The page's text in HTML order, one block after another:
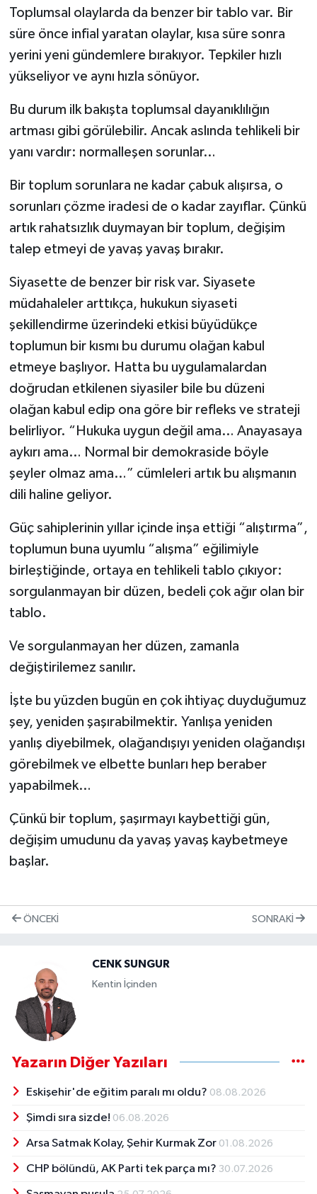
Toplumsal olaylarda da benzer bir tablo var. Bir
süre önce infial yaratan olaylar, kısa süre sonra
yerini yeni gündemlere bırakıyor. Tepkiler hızlı
yükseliyor ve aynı hızla sönüyor.
Bu durum ilk bakışta toplumsal dayanıklılığın
artması gibi görülebilir. Ancak aslında tehlikeli bir
yanı vardır: normalleşen sorunlar…
Bir toplum sorunlara ne kadar çabuk alışırsa, o
sorunları çözme iradesi de o kadar zayıflar. Çünkü
artık rahatsızlık duymayan bir toplum, değişim
talep etmeyi de yavaş yavaş bırakır.
Siyasette de benzer bir risk var. Siyasete
müdahaleler arttıkça, hukukun siyaseti
şekillendirme üzerindeki etkisi büyüdükçe
toplumun bir kısmı bu durumu olağan kabul
etmeye başlıyor. Hatta bu uygulamalardan
doğrudan etkilenen siyasiler bile bu düzeni
olağan kabul edip ona göre bir refleks ve strateji
belirliyor. “Hukuka uygun değil ama… Anayasaya
aykırı ama… Normal bir demokraside böyle
şeyler olmaz ama…” cümleleri artık bu alışmanın
dili haline geliyor.
Güç sahiplerinin yıllar içinde inşa ettiği “alıştırma”,
toplumun buna uyumlu “alışma” eğilimiyle
birleştiğinde, ortaya en tehlikeli tablo çıkıyor:
sorgulanmayan bir düzen, bedeli çok ağır olan bir
tablo.
Ve sorgulanmayan her düzen, zamanla
değiştirilemez sanılır.
İşte bu yüzden bugün en çok ihtiyaç duyduğumuz
şey, yeniden şaşırabilmektir. Yanlışa yeniden
yanlış diyebilmek, olağandışıyı yeniden olağandışı
görebilmek ve elbette bunları hep beraber
yapabilmek…
Çünkü bir toplum, şaşırmayı kaybettiği gün,
değişim umudunu da yavaş yavaş kaybetmeye
başlar.
ÖNCEKI SONRAKI
CENK SUNGUR
Kentin İçinden
Yazarın Diğer Yazıları
Eskişehir'de eğitim paralı mı oldu? 08.08.2026
Şimdi sıra sizde! 06.08.2026
Arsa Satmak Kolay, Şehir Kurmak Zor 01.08.2026
CHP bölündü, AK Parti tek parça mı? 30.07.2026